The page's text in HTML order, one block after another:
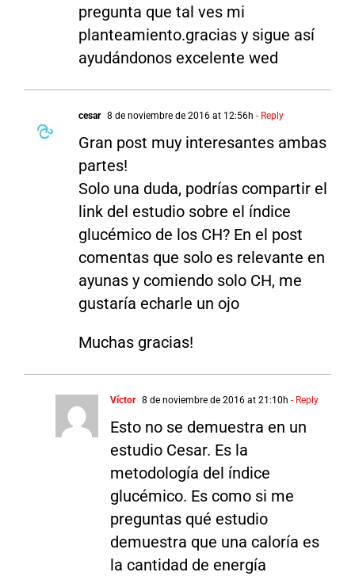
pregunta que tal ves mi
planteamiento.gracias y sigue así
ayudándonos excelente wed
cesar 8 de noviembre de 2016 at 12:56h - Reply
Gran post muy interesantes ambas
partes!
Solo una duda, podrías compartir el
link del estudio sobre el índice
glucémico de los CH? En el post
comentas que solo es relevante en
ayunas y comiendo solo CH, me
gustaría echarle un ojo
Muchas gracias!
Víctor 8 de noviembre de 2016 at 21:10h - Reply
Esto no se demuestra en un
estudio Cesar. Es la
metodología del índice
glucémico. Es como si me
preguntas qué estudio
demuestra que una caloría es
la cantidad de energía